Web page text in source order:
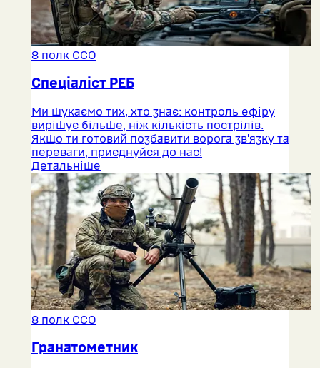
8 полк ССО
Спеціаліст РЕБ
Ми шукаємо тих, хто знає: контроль ефіру
вирішує більше, ніж кількість пострілів.
Якщо ти готовий позбавити ворога зв’язку та
переваги, приєднуйся до нас!
Детальніше
8 полк ССО
Гранатометник